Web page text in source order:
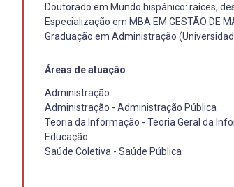
Doutorado em Mundo hispánico: raíces,
Especialização em MBA EM GESTÃO DE
Graduação em Administração
Áreas de atuação
Administração
Administração - Administração Pública
Teoria da Informação - Teoria Geral da
Educação
Saúde Coletiva - Saúde Pública